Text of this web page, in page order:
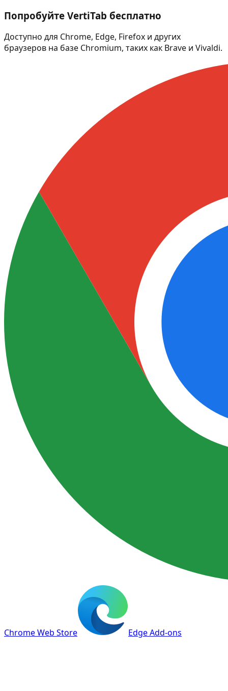
Попробуйте VertiTab бесплатно
Доступно для Chrome, Edge, Firefox и других
браузеров на базе Chromium, таких как Brave и Vivaldi.
Chrome Web Store Edge Add-ons